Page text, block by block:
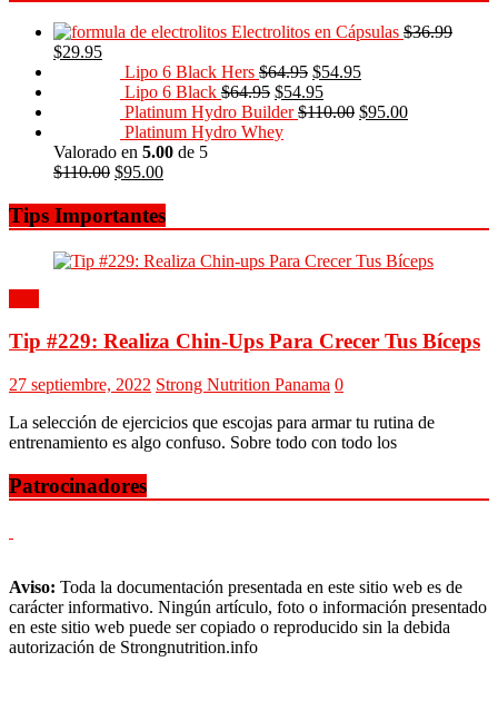
Electrolitos en Cápsulas $36.99
$29.95
Lipo 6 Black Hers $64.95 $54.95
Lipo 6 Black $64.95 $54.95
Platinum Hydro Builder $110.00 $95.00
Platinum Hydro Whey
Valorado en 5.00 de 5
$110.00 $95.00
Tips Importantes
Tip #229: Realiza Chin-Ups Para Crecer Tus Bíceps
27 septiembre, 2022 Strong Nutrition Panama 0
La selección de ejercicios que escojas para armar tu rutina de
entrenamiento es algo confuso. Sobre todo con todo los
Patrocinadores
Aviso: Toda la documentación presentada en este sitio web es de
carácter informativo. Ningún artículo, foto o información presentado
en este sitio web puede ser copiado o reproducido sin la debida
autorización de Strongnutrition.info